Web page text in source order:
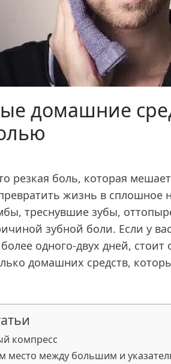
домашние
резкая боль, которая
жизнь в сплошное
треснувшие зубы,
зубной боли. Если у
одного-двух дней, стоит
домашних средств,
компресс
место между большим и